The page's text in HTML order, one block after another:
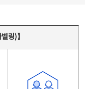
링)】